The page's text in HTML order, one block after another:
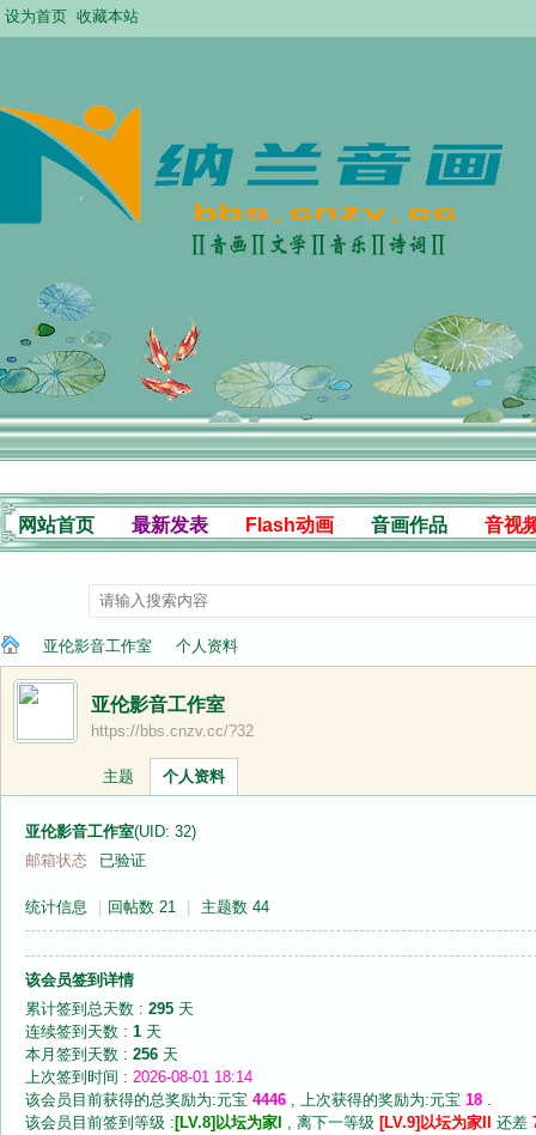
设为首页 收藏本站
网站首页 最新发表 Flash动画 音画作品 音视
›
亚伦影音工作室 个人资料
亚伦影音工作室
https://bbs.cnzv.cc/?32
主题 个人资料
亚伦影音工作室(UID: 32)
邮箱状态
已验证
统计信息 回帖数 21 主题数 44
该会员签到详情
累计签到总天数 : 295 天
连续签到天数 : 1 天
本月签到天数 : 256 天
上次签到时间 : 2026-08-01 18:14
该会员目前获得的总奖励为:元宝 4446 , 上次获得的奖励为:元宝 18 .
该会员目前签到等级 : [LV.8]以坛为家I , 离下一等级 [LV.9]以坛为家II 还差